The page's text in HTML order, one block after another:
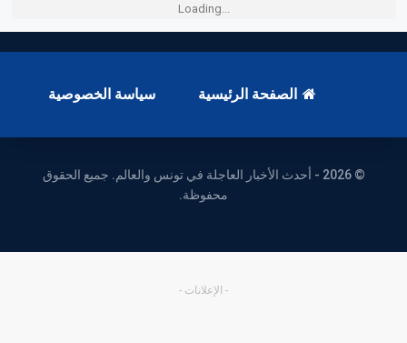
Loading...
الصفحة الرئيسية سياسة الخصوصية
© 2026 - أحدث الأخبار العاجلة في تونس والعالم. جميع الحقوق
محفوظة.
- الإعلانات -